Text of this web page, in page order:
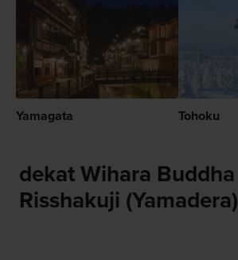
Yamagata Tohoku
dekat Wihara Buddha
Risshakuji (Yamadera)